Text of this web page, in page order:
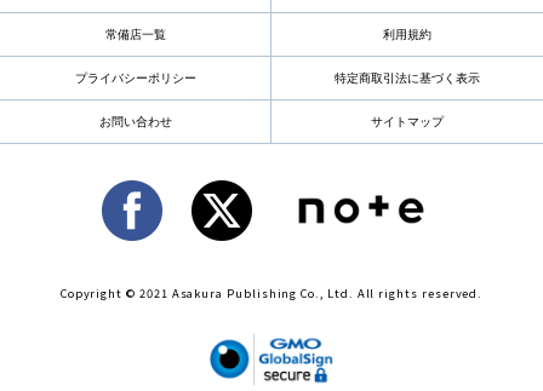
常備店一覧 利用規約
プライバシーポリシー 特定商取引法に基づく表示
お問い合わせ サイトマップ
Copyright © 2021 Asakura Publishing Co., Ltd. All rights reserved.